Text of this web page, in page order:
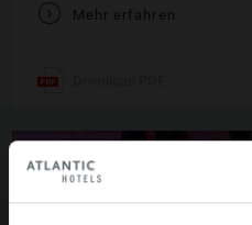
V Mehr erfahren